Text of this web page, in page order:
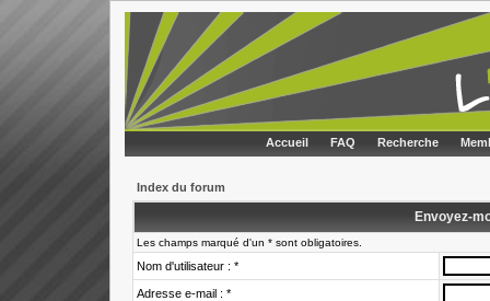
Accueil FAQ Recherche
Index du forum
Envoyez-
Les champs marqué d'un * sont obligatoires.
Nom d'utilisateur : *
Adresse e-mail : *